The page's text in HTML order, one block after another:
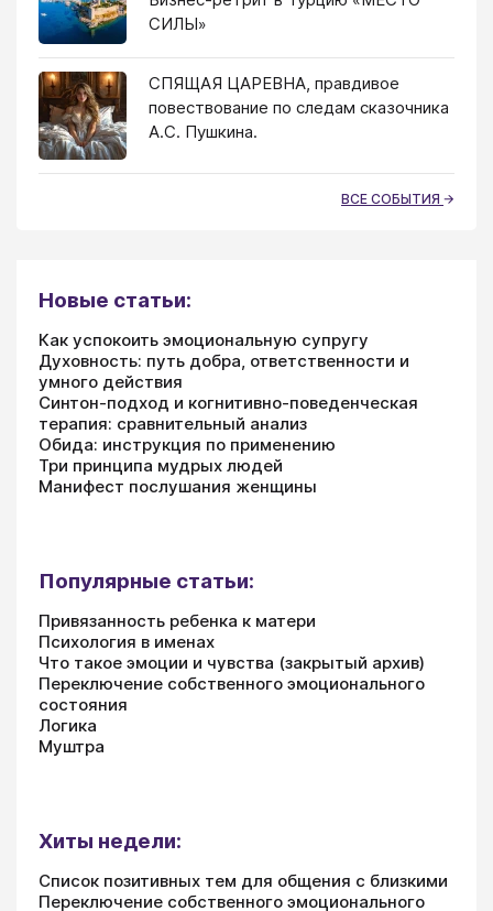
СИЛЫ»
СПЯЩАЯ ЦАРЕВНА, правдивое
повествование по следам сказочника
А.С. Пушкина.
ВСЕ СОБЫТИЯ
Новые статьи:
Как успокоить эмоциональную супругу
Духовность: путь добра, ответственности и
умного действия
Синтон-подход и когнитивно-поведенческая
терапия: сравнительный анализ
Обида: инструкция по применению
Три принципа мудрых людей
Манифест послушания женщины
Популярные статьи:
Привязанность ребенка к матери
Психология в именах
Что такое эмоции и чувства (закрытый архив)
Переключение собственного эмоционального
состояния
Логика
Муштра
Хиты недели:
Список позитивных тем для общения с близкими
Переключение собственного эмоционального